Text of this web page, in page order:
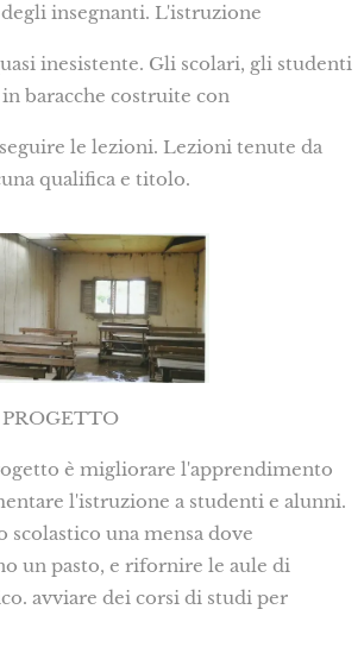
insegnanti. L'istruzione
inesistente. Gli scolari, gli studenti
baracche costruite con
le lezioni. Lezioni tenute da
qualifica e titolo.
è migliorare l'apprendimento
l'istruzione a studenti e alunni.
una mensa dove
un pasto, e rifornire le aule di
avviare dei corsi di studi per